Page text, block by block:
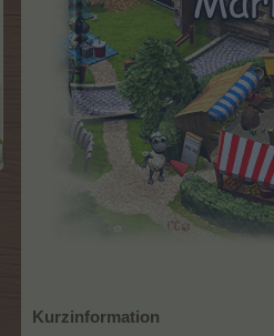
Kurzinformation